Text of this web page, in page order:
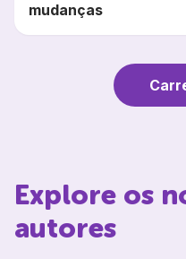
mudanças
Explore os
autores